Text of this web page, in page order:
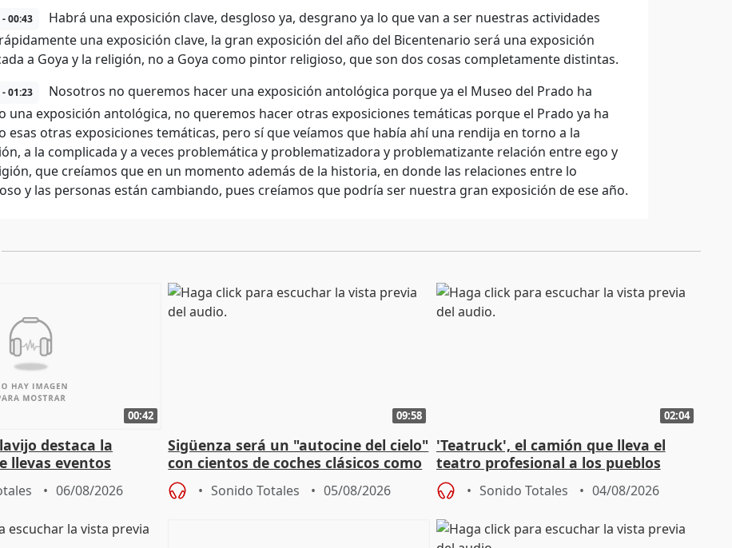
00:43
Habrá una exposición clave, desgloso ya, desgrano ya lo que van a ser nuestras actividades
una exposición clave, la gran exposición del año del Bicentenario será una exposición
a Goya y la religión, no a Goya como pintor religioso, que son dos cosas completamente distintas.
01:23
Nosotros no queremos hacer una exposición antológica porque ya el Museo del Prado ha
una exposición antológica, no queremos hacer otras exposiciones temáticas porque el Prado ya ha
esas otras exposiciones temáticas, pero sí que veíamos que había ahí una rendija en torno a la
a la complicada y a veces problemática y problematizadora y problematizante relación entre ego y
que creíamos que en un momento además de la historia, en donde las relaciones entre lo
y las personas están cambiando, pues creíamos que podría ser nuestra gran exposición de ese año.
00:42
destaca la
llevas eventos
pueblos
06/08/2026
09:58
Sigüenza será un "autocine del cielo"
con cientos de coches clásicos como
espectadores
Sonido Totales 05/08/2026
02:04
'Teatruck', el camión que lleva el
teatro profesional a los pueblos
extremeños
Sonido Totales 04/08/2026